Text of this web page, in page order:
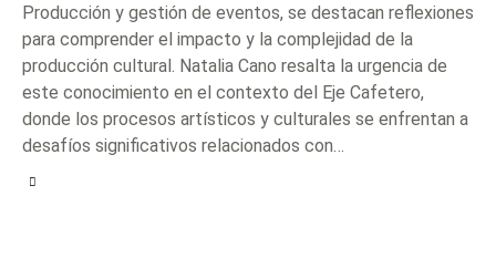
Producción y gestión de eventos, se destacan reflexiones
para comprender el impacto y la complejidad de la
producción cultural. Natalia Cano resalta la urgencia de
este conocimiento en el contexto del Eje Cafetero,
donde los procesos artísticos y culturales se enfrentan a
desafíos significativos relacionados con…